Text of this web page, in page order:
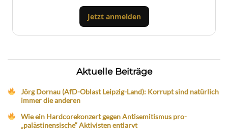
Jetzt anmelden
Aktuelle Beiträge
Jörg Dornau (AfD-Oblast Leipzig-Land): Korrupt sind natürlich
immer die anderen
Wie ein Hardcorekonzert gegen Antisemitismus pro-
„palästinensische“ Aktivisten entlarvt